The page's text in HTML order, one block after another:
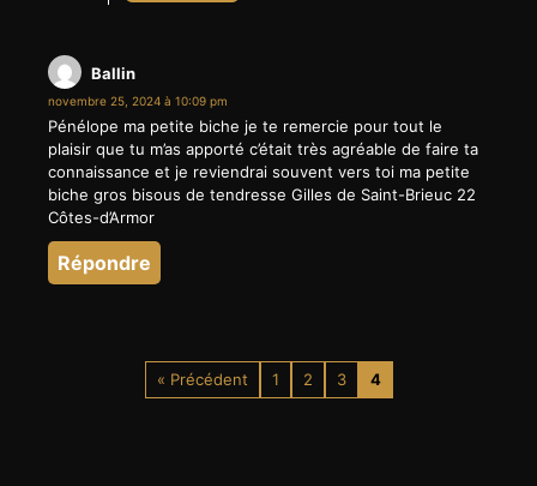
Ballin
novembre 25, 2024 à 10:09 pm
Pénélope ma petite biche je te remercie pour tout le
plaisir que tu m’as apporté c’était très agréable de faire ta
connaissance et je reviendrai souvent vers toi ma petite
biche gros bisous de tendresse Gilles de Saint-Brieuc 22
Côtes-d’Armor
Répondre
« Précédent 1 2 3 4